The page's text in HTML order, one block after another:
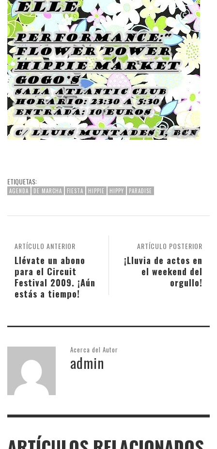
ETIQUETAS:
AGENDA DE MARCHA FIESTA HIPPIE HIPPY PARADISE
ARTÍCULO POSTERIOR
¡Lluvia de actos en
el weekend del
orgullo!
ARTÍCULO ANTERIOR
Llévate un abono
para el Circuit
Festival 2009. ¡Aún
estás a tiempo!
Acerca del Autor
admin